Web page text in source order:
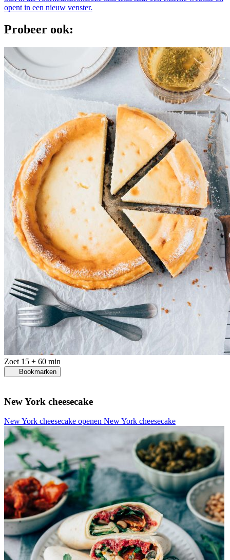
opent in een nieuw venster.
Probeer ook:
Zoet 15 + 60 min
Bookmarken
New York cheesecake
New York cheesecake openen New York cheesecake